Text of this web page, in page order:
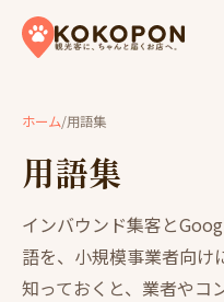
Skip to content
ホーム/用語集
用語集
インバウンド集客と
語を、小規模事業者向け
知っておくと、業者やコ